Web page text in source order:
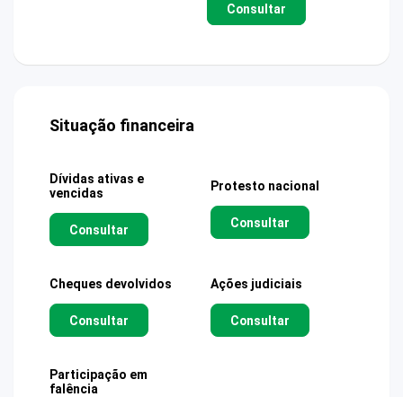
Consultar
Situação financeira
Dívidas ativas e
vencidas
Consultar
Protesto nacional
Consultar
Cheques devolvidos
Consultar
Ações judiciais
Consultar
Participação em
falência